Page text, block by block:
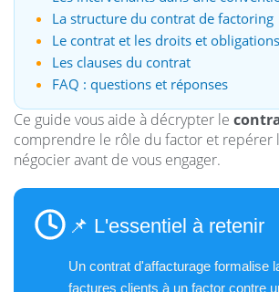
La structure du contrat de factoring
Le contrat et les droits et
Les clauses du contrat
FAQ : questions et réponses
Ce guide vous aide à décrypter le
comprendre le rôle du factor et repérer
négocier avant de vous engager.
📌 L'essentiel à retenir
Un contrat d'affacturage formalise
factures clients à un factor contre